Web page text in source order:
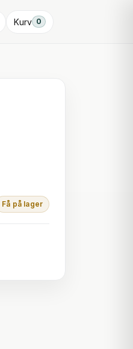
Kurv 0
Få på lager